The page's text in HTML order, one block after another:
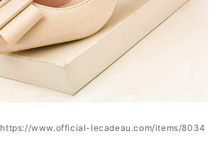
https://www.official-lecadeau.com/items/8034